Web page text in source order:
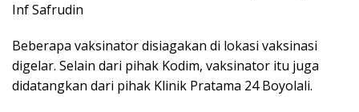
Inf Safrudin
Beberapa vaksinator disiagakan di lokasi vaksinasi
digelar. Selain dari pihak Kodim, vaksinator itu juga
didatangkan dari pihak Klinik Pratama 24 Boyolali.